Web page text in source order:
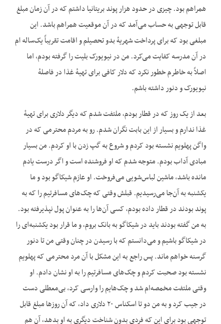
همراهم بود. چیزی در حدود هزار پوند بریتانیا داشتم که در آن زمان مبلغ
قابل توجهی به حساب می‌آمد که در آن موقعیت همراهم باشد. این
مبلغی بود که برای پرداخت شهریهٔ بدو تحصیلم و اقامت تقریباً یک‌ساله ام
در آن مدرسه کفایت می‌کرد. من در نیویورک بلیت را گرفته بودم، اما
اصلاً به خاطرم خطور نکرد که دلار کافی برای تهیهٔ غذا در فاصلهٔ
نیویورک و دنور داشته باشم.
بعد از یک روز که در قطار بودم، ملتفت شدم که دیگر دلاری برای تهیهٔ
غذا ندارم و بسیار از این بابت نگران شدم. رو به مردم محترمی که در
واگن پهلویم نشسته بود کردم و شروع به گپ زدن با او کردم. من بسیار
مبادی آداب بودم. متوجه شدم که او فروشنده است و اگر درست یادم
مانده باشد، ماشین لباس‌شویی می‌فروخت. او عازم شیکاگو بود و ما
یکشنبه به آن‌جا می‌رسیدیم. قبلش وقتی که چک‌های مسافرتیم را که به
پوند بودند در قطار داده بودم، کسی آن‌ها را به عنوان پول نپذیرفته بود.
به من گفته بودند باید در شیکاگو به بانک بروم، و ما قرار بود یکشنبه‌ای را
در شیکاگو باشیم و می‌دانستم که با رسیدن در چنان وقتی من تا دنور
گرسنه خواهم ماند. پس راجع به این مشکل با آن مرد محترمی که پهلویم
نشسته بود صحبت کردم و چک‌های مسافرتیم را به او نشان دادم. او
وقتی ملتفت مخمصه‌‌ام شد و چک‌هایم را وارسی کرد، بی‌معطلی دست
در جیب کرد و به من دو تا اسکناس ۲۰ دلاری داد، که آن‌ روزها مبلغ قابل
توجهی بود برای این که فردی بدون شناخت دیگری به او بدهد، آن هم